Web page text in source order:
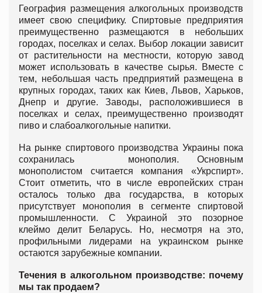
География размещения алкогольных производств
имеет свою специфику. Спиртовые предприятия
преимущественно размещаются в небольших
городах, поселках и селах. Выбор локации зависит
от растительности на местности, которую завод
может использовать в качестве сырья. Вместе с
тем, небольшая часть предприятий размещена в
крупных городах, таких как Киев, Львов, Харьков,
Днепр и другие. Заводы, расположившиеся в
поселках и селах, преимущественно производят
пиво и слабоалкогольные напитки.
На рынке спиртового производства Украины пока
сохранилась монополия. Основным
монополистом считается компания «Укрспирт».
Стоит отметить, что в числе европейских стран
осталось только два государства, в которых
присутствует монополия в сегменте спиртовой
промышленности. С Украиной это позорное
клеймо делит Беларусь. Но, несмотря на это,
профильными лидерами на украинском рынке
остаются зарубежные компании.
Течения в алкогольном производстве: почему
мы так продаем?